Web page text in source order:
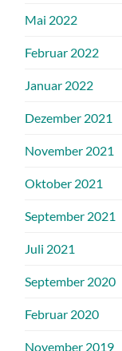
Mai 2022
Februar 2022
Januar 2022
Dezember 2021
November 2021
Oktober 2021
September 2021
Juli 2021
September 2020
Februar 2020
November 2019